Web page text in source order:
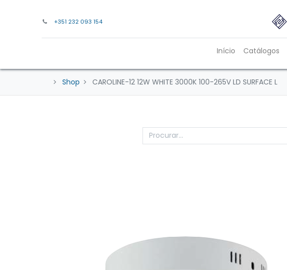
+351 232 093 154
Início Catálogos
Shop CAROLINE-12 12W WHITE 3000K 100-265V LD SURFACE L